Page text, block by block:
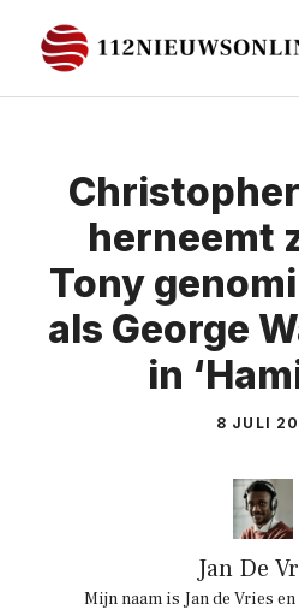
naar
de
herneemt
Tony
als George
in
8 JULI
Jan De
Mijn naam is Jan de Vries